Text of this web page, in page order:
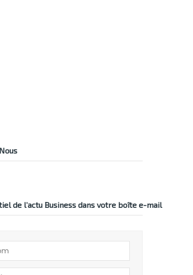
de l’actu Business dans votre boîte e-mail